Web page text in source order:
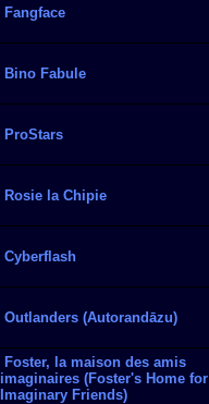
Fangface
Bino Fabule
ProStars
Rosie la Chipie
Cyberflash
Outlanders (Autorandāzu)
Foster, la maison des amis
imaginaires (Foster's Home for
Imaginary Friends)